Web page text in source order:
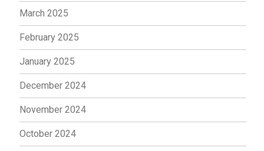
March 2025
February 2025
January 2025
December 2024
November 2024
October 2024